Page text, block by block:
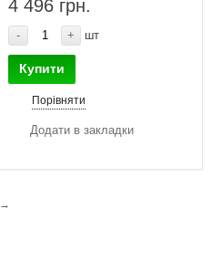
4 496 грн.
- + шт
Купити
Порівняти
Додати в закладки
→